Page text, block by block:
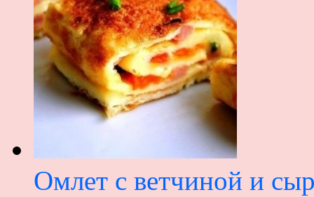
Омлет с ветчиной и